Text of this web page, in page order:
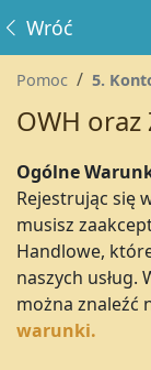
Wróć
Pomoc 5.
OWH
Ogólne
Rejestrując się
musisz
Handlowe,
naszych
można znaleźć
warunki.